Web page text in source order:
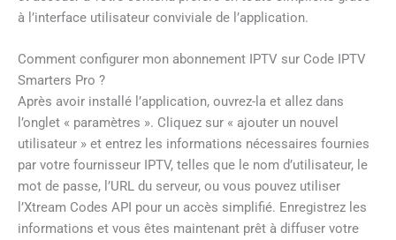
à l’interface utilisateur conviviale de l’application.
Comment configurer mon abonnement IPTV sur Code IPTV
Smarters Pro ?
Après avoir installé l’application, ouvrez-la et allez dans
l’onglet « paramètres ». Cliquez sur « ajouter un nouvel
utilisateur » et entrez les informations nécessaires fournies
par votre fournisseur IPTV, telles que le nom d’utilisateur, le
mot de passe, l’URL du serveur, ou vous pouvez utiliser
l’Xtream Codes API pour un accès simplifié. Enregistrez les
informations et vous êtes maintenant prêt à diffuser votre